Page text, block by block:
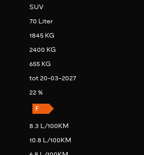
SUV
70 Liter
1845 KG
2400 KG
655 KG
tot 20-03-2027
22 %
8.3 L/100KM
10.8 L/100KM